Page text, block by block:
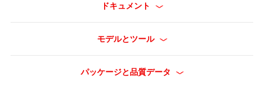
ドキュメント
モデルとツール
パッケージと品質データ